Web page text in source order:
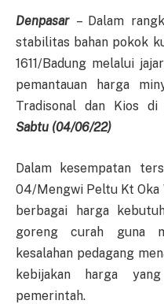
Denpasar – Dalam
stabilitas bahan pokok
1611/Badung melalui
pemantauan harga
Tradisonal dan Kios di
Sabtu (04/06/22)
Dalam kesempatan
04/Mengwi Peltu Kt Oka
berbagai harga
goreng curah guna
kesalahan pedagang
kebijakan harga
pemerintah.